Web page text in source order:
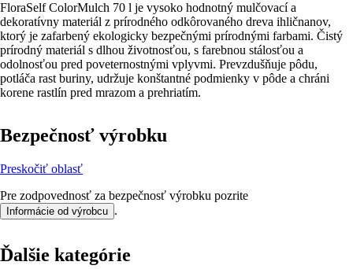
FloraSelf ColorMulch 70 l je vysoko hodnotný mulčovací a
dekoratívny materiál z prírodného odkôrovaného dreva ihličnanov,
ktorý je zafarbený ekologicky bezpečnými prírodnými farbami. Čistý
prírodný materiál s dlhou životnosťou, s farebnou stálosťou a
odolnosťou pred poveternostnými vplyvmi. Prevzdušňuje pôdu,
potláča rast buriny, udržuje konštantné podmienky v pôde a chráni
korene rastlín pred mrazom a prehriatím.
Bezpečnosť výrobku
Preskočiť oblasť
Pre zodpovednosť za bezpečnosť výrobku pozrite
Informácie od výrobcu .
Ďalšie kategórie